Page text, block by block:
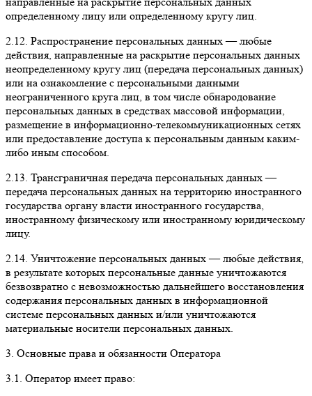
определенному лицу или определенному кругу лиц.
2.12. Распространение персональных данных — любые
действия, направленные на раскрытие персональных данных
неопределенному кругу лиц (передача персональных данных)
или на ознакомление с персональными данными
неограниченного круга лиц, в том числе обнародование
персональных данных в средствах массовой информации,
размещение в информационно-телекоммуникационных сетях
или предоставление доступа к персональным данным каким-
либо иным способом.
2.13. Трансграничная передача персональных данных —
передача персональных данных на территорию иностранного
государства органу власти иностранного государства,
иностранному физическому или иностранному юридическому
лицу.
2.14. Уничтожение персональных данных — любые действия,
в результате которых персональные данные уничтожаются
безвозвратно с невозможностью дальнейшего восстановления
содержания персональных данных в информационной
системе персональных данных и/или уничтожаются
материальные носители персональных данных.
3. Основные права и обязанности Оператора
3.1. Оператор имеет право: